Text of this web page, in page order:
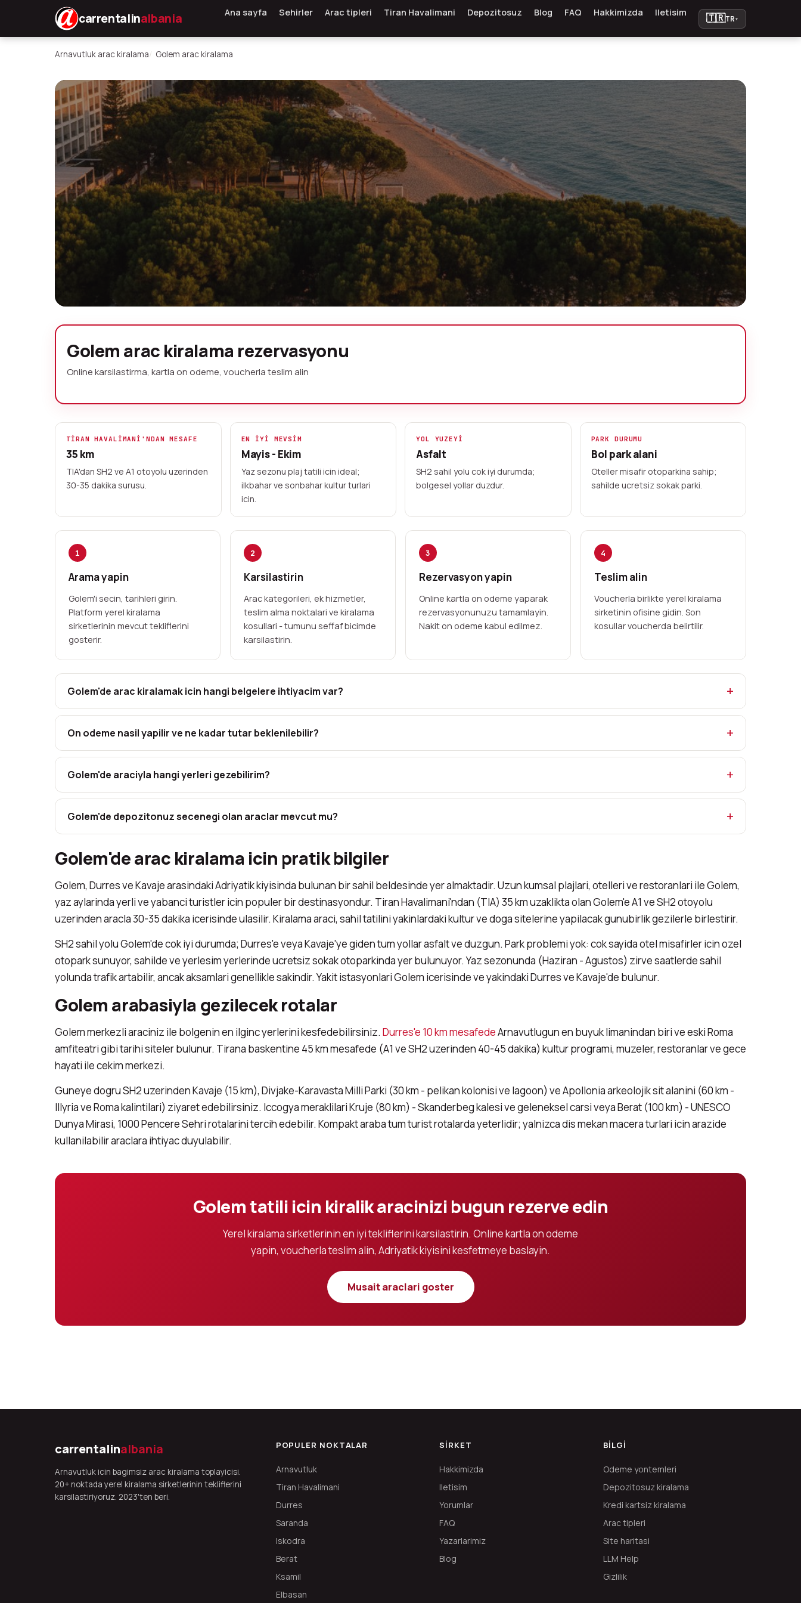
carrentalinalbania Ana sayfa Sehirler Arac tipleri Tiran Havalimani Depozitosuz Blog FAQ Hakkimizda Iletisim 🇹🇷TR▾
Arnavutluk arac kiralama Golem arac kiralama
Golem arac kiralama
depozitosuz
Golem'de yerel kiralama sirketlerinden teklif karsilastirmasi yapan
bagimsiz rezervasyon platformu. Sahil tatili ve yakin bolgeleri kesfedin:
Durres 10 km, Tirana 45 km, Tiran Havalimani 35 km. Modern araclar,
online on odeme, teslimat voucherda.
2023'ten beri hizmetinizde 20+ noktada Yerel firmalarla sozlesme
Golem arac kiralama rezervasyonu
Online karsilastirma, kartla on odeme, voucherla teslim alin
TIRAN HAVALIMANI'NDAN MESAFE
35 km
TIA'dan SH2 ve A1 otoyolu uzerinden
30-35 dakika surusu.
EN IYI MEVSIM
Mayis - Ekim
Yaz sezonu plaj tatili icin ideal;
ilkbahar ve sonbahar kultur turlari
icin.
YOL YUZEYI
Asfalt
SH2 sahil yolu cok iyi durumda;
bolgesel yollar duzdur.
PARK DURUMU
Bol park alani
Oteller misafir otoparkina sahip;
sahilde ucretsiz sokak parki.
1
Arama yapin
Golem'i secin, tarihleri girin.
Platform yerel kiralama
sirketlerinin mevcut tekliflerini
gosterir.
2
Karsilastirin
Arac kategorileri, ek hizmetler,
teslim alma noktalari ve kiralama
kosullari - tumunu seffaf bicimde
karsilastirin.
3
Rezervasyon yapin
Online kartla on odeme yaparak
rezervasyonunuzu tamamlayin.
Nakit on odeme kabul edilmez.
4
Teslim alin
Voucherla birlikte yerel kiralama
sirketinin ofisine gidin. Son
kosullar voucherda belirtilir.
Golem'de arac kiralamak icin hangi belgelere ihtiyacim var?
On odeme nasil yapilir ve ne kadar tutar beklenilebilir?
Golem'de araciyla hangi yerleri gezebilirim?
Golem'de depozitonuz secenegi olan araclar mevcut mu?
Golem'de arac kiralama icin pratik bilgiler
Golem, Durres ve Kavaje arasindaki Adriyatik kiyisinda bulunan bir sahil beldesinde yer almaktadir. Uzun kumsal plajlari, otelleri ve restoranlari ile Golem,
yaz aylarinda yerli ve yabanci turistler icin populer bir destinasyondur. Tiran Havalimani'ndan (TIA) 35 km uzaklikta olan Golem'e A1 ve SH2 otoyolu
uzerinden aracla 30-35 dakika icerisinde ulasilir. Kiralama araci, sahil tatilini yakinlardaki kultur ve doga sitelerine yapilacak gunubirlik gezilerle birlestirir.
SH2 sahil yolu Golem'de cok iyi durumda; Durres'e veya Kavaje'ye giden tum yollar asfalt ve duzgun. Park problemi yok: cok sayida otel misafirler icin ozel
otopark sunuyor, sahilde ve yerlesim yerlerinde ucretsiz sokak otoparkinda yer bulunuyor. Yaz sezonunda (Haziran - Agustos) zirve saatlerde sahil
yolunda trafik artabilir, ancak aksamlari genellikle sakindir. Yakit istasyonlari Golem icerisinde ve yakindaki Durres ve Kavaje'de bulunur.
Golem arabasiyla gezilecek rotalar
Golem merkezli araciniz ile bolgenin en ilginc yerlerini kesfedebilirsiniz. Durres'e 10 km mesafedeArnavutlugun en buyuk limanindan biri ve eski Roma
amfiteatri gibi tarihi siteler bulunur. Tirana baskentine 45 km mesafede (A1 ve SH2 uzerinden 40-45 dakika) kultur programi, muzeler, restoranlar ve gece
hayati ile cekim merkezi.
Guneye dogru SH2 uzerinden Kavaje (15 km), Divjake-Karavasta Milli Parki (30 km - pelikan kolonisi ve lagoon) ve Apollonia arkeolojik sit alanini (60 km -
Illyria ve Roma kalintilari) ziyaret edebilirsiniz. Iccogya meraklilari Kruje (80 km) - Skanderbeg kalesi ve geleneksel carsi veya Berat (100 km) - UNESCO
Dunya Mirasi, 1000 Pencere Sehri rotalarini tercih edebilir. Kompakt araba tum turist rotalarda yeterlidir; yalnizca dis mekan macera turlari icin arazide
kullanilabilir araclara ihtiyac duyulabilir.
Golem tatili icin kiralik aracinizi bugun rezerve edin
Yerel kiralama sirketlerinin en iyi tekliflerini karsilastirin. Online kartla on odeme
yapin, voucherla teslim alin, Adriyatik kiyisini kesfetmeye baslayin.
Musait araclari goster
carrentalinalbania
Arnavutluk icin bagimsiz arac kiralama toplayicisi.
20+ noktada yerel kiralama sirketlerinin tekliflerini
karsilastiriyoruz. 2023'ten beri.
POPULER NOKTALAR
Arnavutluk
Tiran Havalimani
Durres
Saranda
Iskodra
Berat
Ksamil
Elbasan
SIRKET
Hakkimizda
Iletisim
Yorumlar
FAQ
Yazarlarimiz
Blog
BILGI
Odeme yontemleri
Depozitosuz kiralama
Kredi kartsiz kiralama
Arac tipleri
Site haritasi
LLM Help
Gizlilik